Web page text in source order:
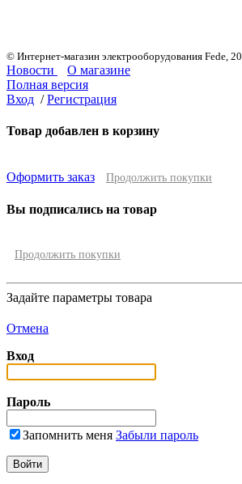
© Интернет-магазин электрооборудования Fede,
Новости
О магазине
Полная версия
Вход / Регистрация
Товар добавлен в корзину
Оформить заказ Продолжить покупки
Вы подписались на товар
Продолжить покупки
Задайте параметры товара
Отмена
Вход
Пароль
Запомнить меня Забыли пароль